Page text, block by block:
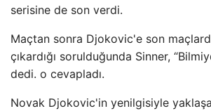
serisine de son verdi.
Maçtan sonra Djokovic'e son
çıkardığı sorulduğunda Sinner,
dedi. o cevapladı.
Novak Djokovic'in yenilgisiyle